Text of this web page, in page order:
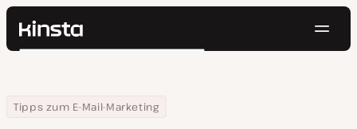
Kinsta®
Preise
Suchen
Home
Ressourcen Center
Tipps zum E-Mail-Marketing
Anleitung für Einsteiger: Wie man Mailchimp verwendet (Erstelle